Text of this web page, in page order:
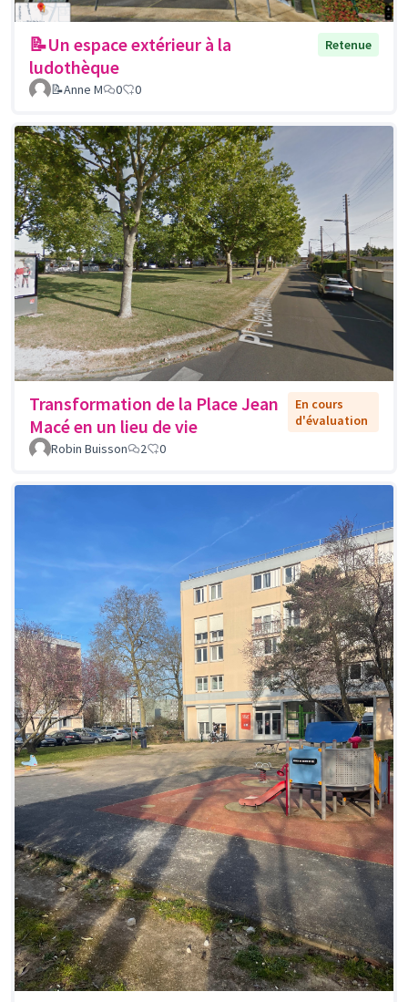
📝Un espace extérieur à la
ludothèque
Retenue
📝Anne M 0 0
Transformation de la Place Jean
Macé en un lieu de vie
En cours
d'évaluation
Robin Buisson
2 0